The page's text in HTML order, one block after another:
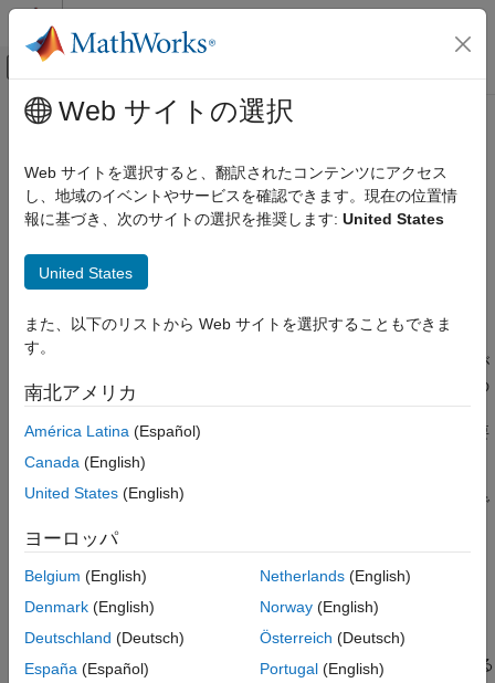
コンテンツへスキップ
オフキャンバス ナビゲーション メ
ドキュメンテーションのホーム
コード検証
Polyspace Bug Finder
Polyspace Bug Finder の結果
MISRA C:2012 命令およびルール
項目一覧
説明
チェック情報
バージョン履歴
メインコンテンツ
MISRA C:2012 Rule 18.8
Variable-length arrays shall not be used
Variable-length arrays shall not be used
根拠
ブロックまたは関数プロトタイプ内で宣言された配列のサイズが
整数定数式ではない場合、可変長の配列を指定します。可変長の
配列は通常、スタックに格納される可変サイズのオブジェクトと
して実装されます。可変長の配列を使用すると、スタックが必要
とするメモリ量を統計的に決定できません。
可変長配列のサイズが負またはゼロである場合、動作は未定義で
可変長の配列が別の配列型と互換性をもたなければならない場
配列がこれらの要件を満たさない場合、動作は未定義です。
sizeofで可変長の配列を使用する場合、配列サイズが評価される
Web サイトの選択
Web サイトを選択すると、翻訳されたコンテンツにアクセス
し、地域のイベントやサービスを確認できます。現在の位置情
報に基づき、次のサイトの選択を推奨します: United States
United States
また、以下のリストから Web サイトを選択することもできま
す。
南北アメリカ
América Latina (Español)
Canada (English)
United States (English)
ヨーロッパ
Belgium (English)
Denmark (English)
Deutschland (Deutsch)
España (Español)
Netherlands(English)
Norway(English)
Österreich (Deutsch)
Portugal(English)